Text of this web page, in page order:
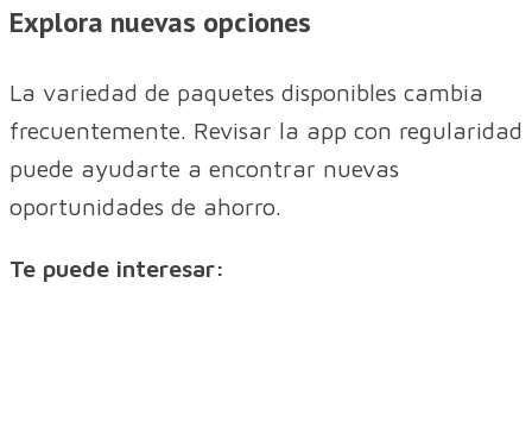
Explora nuevas opciones
La variedad de paquetes disponibles cambia
frecuentemente. Revisar la app con regularidad
puede ayudarte a encontrar nuevas
oportunidades de ahorro.
Te puede interesar: